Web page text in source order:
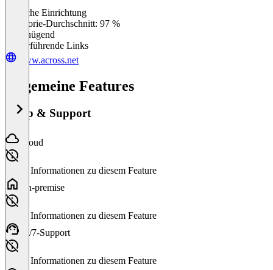
Einfache Einrichtung
Kategorie-Durchschnitt: 97 %
Ungenügend
Weiterführende Links
www.across.net
Allgemeine Features
Setup & Support
Cloud
Keine Informationen zu diesem Feature
On-premise
Keine Informationen zu diesem Feature
24/7-Support
Keine Informationen zu diesem Feature